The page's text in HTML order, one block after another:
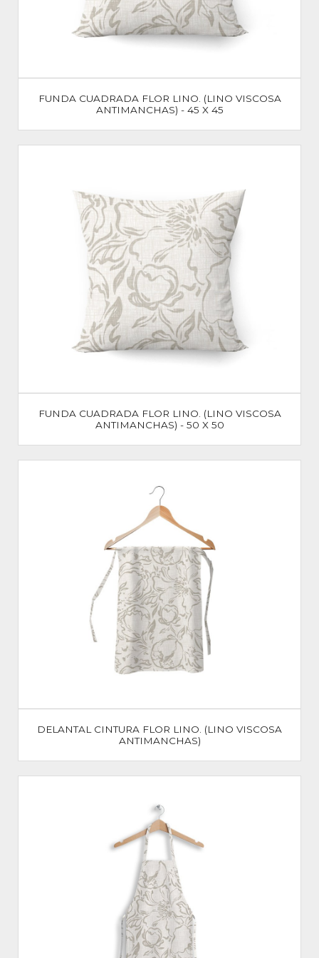
FUNDA CUADRADA FLOR LINO. (LINO VISCOSA
ANTIMANCHAS) - 45 X 45
FUNDA CUADRADA FLOR LINO. (LINO VISCOSA
ANTIMANCHAS) - 50 X 50
DELANTAL CINTURA FLOR LINO. (LINO VISCOSA
ANTIMANCHAS)